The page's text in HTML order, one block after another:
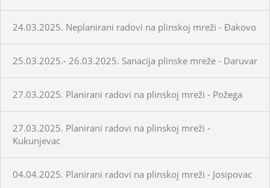
24.03.2025. Neplanirani radovi na plinskoj mreži - Đakovo
25.03.2025.- 26.03.2025. Sanacija plinske mreže - Daruvar
27.03.2025. Planirani radovi na plinskoj mreži - Požega
27.03.2025. Planirani radovi na plinskoj mreži -
Kukunjevac
04.04.2025. Planirani radovi na plinskoj mreži - Josipovac